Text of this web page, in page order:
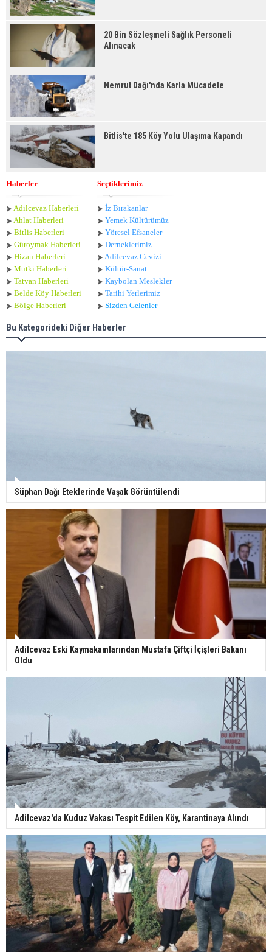
20 Bin Sözleşmeli Sağlık Personeli
Alınacak
Nemrut Dağı'nda Karla Mücadele
Bitlis'te 185 Köy Yolu Ulaşıma Kapandı
Haberler
Adilcevaz Haberleri
Ahlat Haberleri
Bitlis Haberleri
Güroymak Haberleri
Hizan Haberleri
Mutki Haberleri
Tatvan Haberleri
Belde Köy Haberleri
Bölge Haberleri
Seçtiklerimiz
İz Bırakanlar
Yemek Kültürümüz
Yöresel Efsaneler
Derneklerimiz
Adilcevaz Cevizi
Kültür-Sanat
Kaybolan Meslekler
Tarihi Yerlerimiz
Sizden Gelenler
Bu Kategorideki Diğer Haberler
Süphan Dağı Eteklerinde Vaşak Görüntülendi
Adilcevaz Eski Kaymakamlarından Mustafa Çiftçi İçişleri Bakanı
Oldu
Adilcevaz'da Kuduz Vakası Tespit Edilen Köy, Karantinaya Alındı